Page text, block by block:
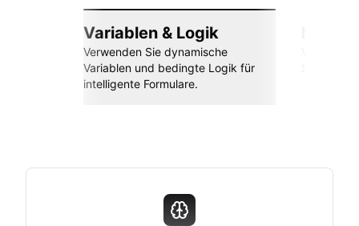
Variablen & Logik
Verwenden Sie dynamische
Variablen und bedingte Logik für
intelligente Formulare.